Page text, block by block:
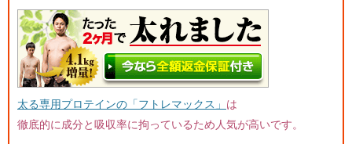
太る専用プロテインの「フトレマックス」 は
徹底的に成分と吸収率に拘っているため人気が高いです。